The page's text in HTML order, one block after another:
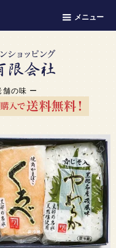
メニュー
の味 ー